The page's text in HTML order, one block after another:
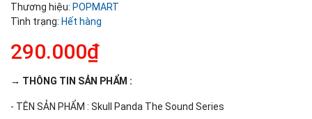
Thương hiệu: POPMART
Tình trạng: Hết hàng
290.000₫
→ THÔNG TIN SẢN PHẨM :
- TÊN SẢN PHẨM : Skull Panda The Sound Series